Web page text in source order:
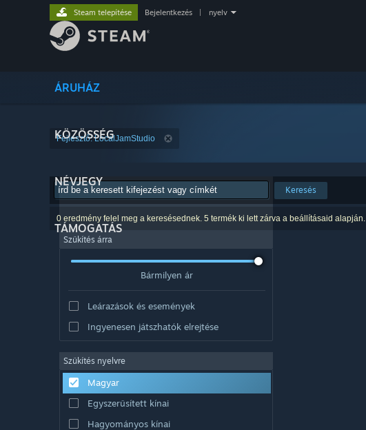
ÁRUHÁZ
KÖZÖSSÉG
NÉVJEGY
TÁMOGATÁS
Steam telepítése Bejelentkezés nyelv
Fejlesztő: LocalJamStudio
Keresés
0 eredmény felel meg a keresésednek. 5 termék ki lett zárva a beállításaid alapján.
Szűkítés árra
Bármilyen ár
Leárazások és események
Ingyenesen játszhatók elrejtése
Szűkítés nyelvre
Magyar
Egyszerűsített kínai
Hagyományos kínai